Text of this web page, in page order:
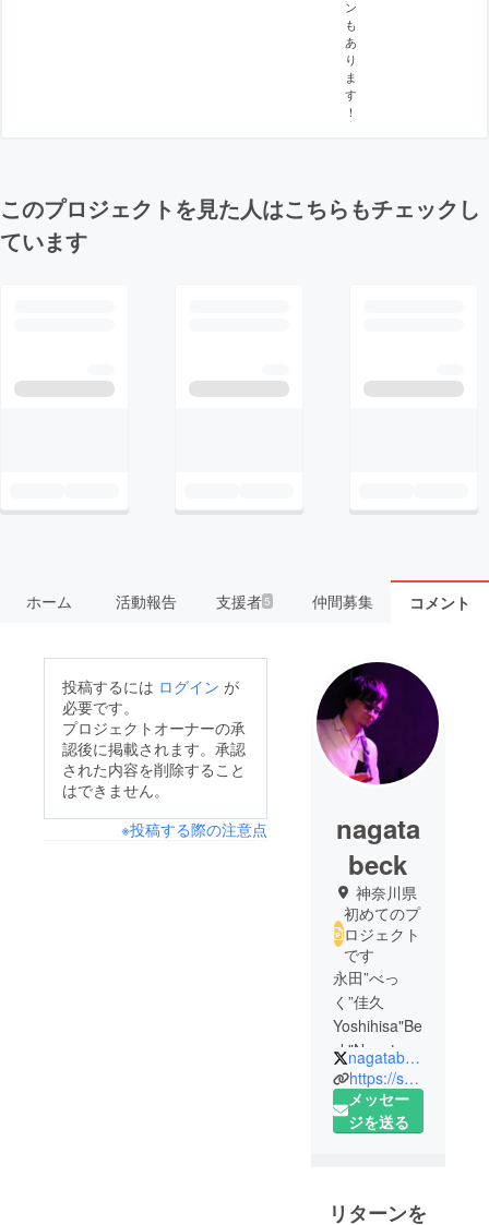
ン
も
あ
り
ま
す
！
このプロジェクトを見た人はこちらもチェックし
ています
ホーム 活動報告 支援者5 仲間募集 コメント
投稿するには ログイン が
必要です。
プロジェクトオーナーの承
認後に掲載されます。承認
された内容を削除すること
はできません。
※投稿する際の注意点
nagata
beck
神奈川県
初めてのプ
ロジェクト
です
永田”べっ
く”佳久
Yoshihisa"Be
ck"Nagata
小学生の
時、ピアノ
ときに辞め
nagatabeck
https://sound.jp/nagata-beck/
メッセー
ジを送る
リターンを